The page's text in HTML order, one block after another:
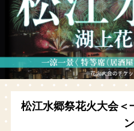
松江水郷祭花火大会